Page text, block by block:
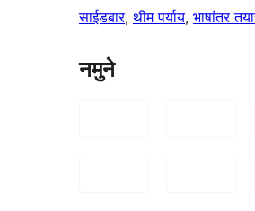
साईडबार, थीम पर्याय, भाषांतर
नमुने